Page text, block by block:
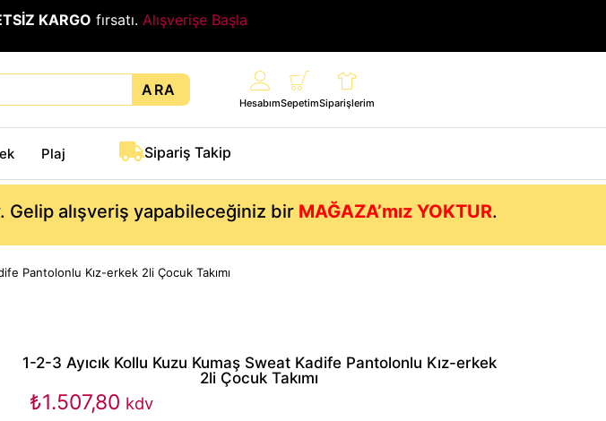
KARGO fırsatı. Alışverişe Başla
ARA
HesabımSepetimSiparişlerim
Plaj Sipariş Takip
Gelip alışveriş yapabileceğiniz bir MAĞAZA’mız YOKTUR.
Pantolonlu Kız-erkek 2li Çocuk Takımı
1-2-3 Ayıcık Kollu Kuzu Kumaş Sweat Kadife Pantolonlu Kız-erkek
2li Çocuk Takımı
₺1.507,80 kdv